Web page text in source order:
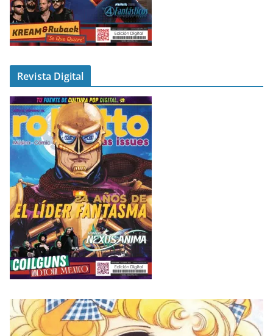
Revista Digital